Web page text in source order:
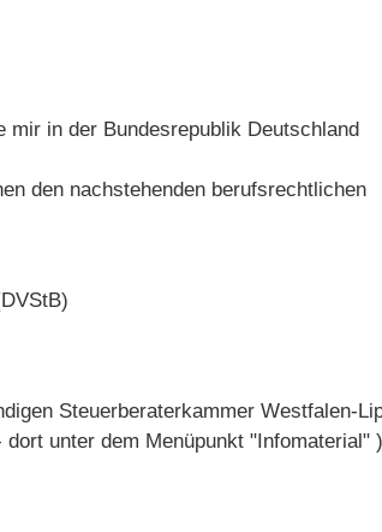
mir in der Bundesrepublik Deutschland
den nachstehenden berufsrechtlichen
Steuerberaterkammer Westfalen-
unter dem Menüpunkt "Infomaterial" )